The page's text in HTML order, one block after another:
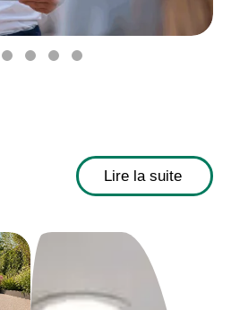
Lire la suite